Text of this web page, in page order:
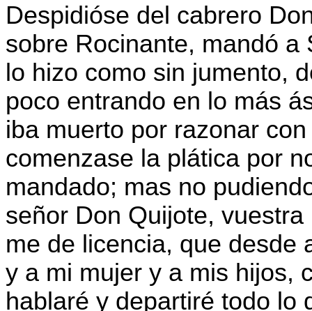
Despidióse del cabrero
sobre Rocinante, mandó
lo hizo como sin jumento,
poco entrando en lo más
iba muerto por razonar
comenzase la plática por
mandado; mas no
señor Don Quijote,
me de licencia, que desde
y a mi mujer y a mis hijos,
hablaré y departiré todo lo